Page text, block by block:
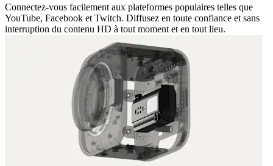
Connectez-vous facilement aux plateformes populaires telles que
YouTube, Facebook et Twitch. Diffusez en toute confiance et sans
interruption du contenu HD à tout moment et en tout lieu.